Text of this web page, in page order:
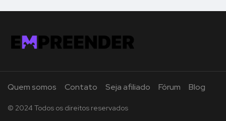
Quem somos Contato Seja afiliado Fórum Blog
© 2024 Todos os direitos reservados